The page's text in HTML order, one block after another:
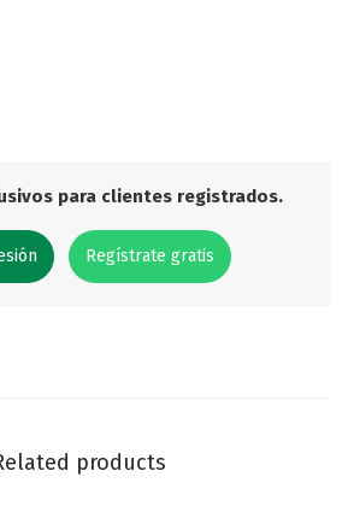
para clientes registrados.
Regístrate gratis
products